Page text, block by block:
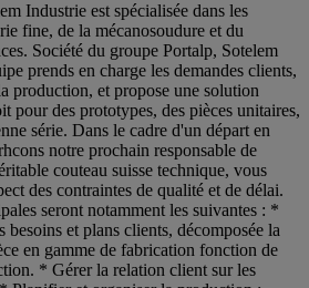
Industrie est spécialisée dans les
fine, de la mécano­soudure et du
Société du groupe Portalp, Sotelem
prends en charge les demandes clients,
production, et propose une solution
pour des prototypes, des pièces unitaires,
série. Dans le cadre d'un départ en
notre prochain responsable de
couteau suisse technique, vous
des contraintes de qualité et de délai.
seront notamment les suivantes : *
besoins et plans clients, décomposée la
en gamme de fabrication fonction de
* Gérer la relation client sur les